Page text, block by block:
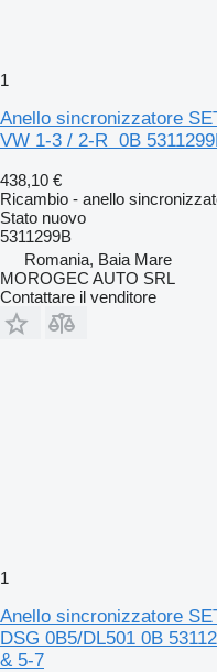
1
Anello sincronizzatore
VW 1-3 / 2-R 0B
438,10 €
Ricambio - anello
Stato nuovo
5311299B
Romania, Baia Mare
MOROGEC AUTO SRL
Contattare il venditore
1
Anello sincronizzatore
DSG 0B5/DL501 0B
& 5-7